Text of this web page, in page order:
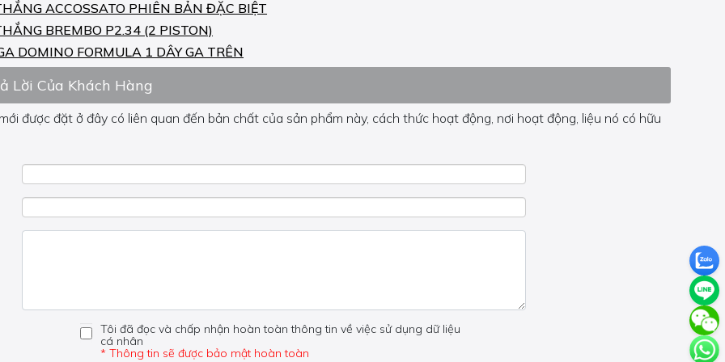
ACCOSSATO PHIÊN BẢN ĐẶC BIỆT
BREMBO P2.34 (2 PISTON)
DOMINO FORMULA 1 DÂY GA TRÊN
Lời Của Khách Hàng
được đặt ở đây có liên quan đến bản chất của sản phẩm này, cách thức hoạt động, nơi hoạt động, liệu nó có hữu
phần khác, vui lòng không đặt câu hỏi của bạn ở đây mà bên trong trang đó.
Tôi đã đọc và chấp nhận hoàn toàn thông tin về việc sử dụng dữ liệu
cá nhân
* Thông tin sẽ được bảo mật hoàn toàn